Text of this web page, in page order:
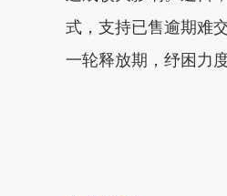
式，支持已售逾期难
一轮释放期，纾